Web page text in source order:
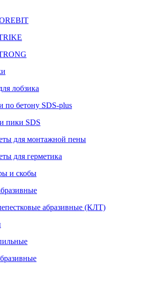
лобзика
по бетону SDS-plus
пики SDS
для монтажной пены
для герметика
и скобы
абразивные (КЛТ)